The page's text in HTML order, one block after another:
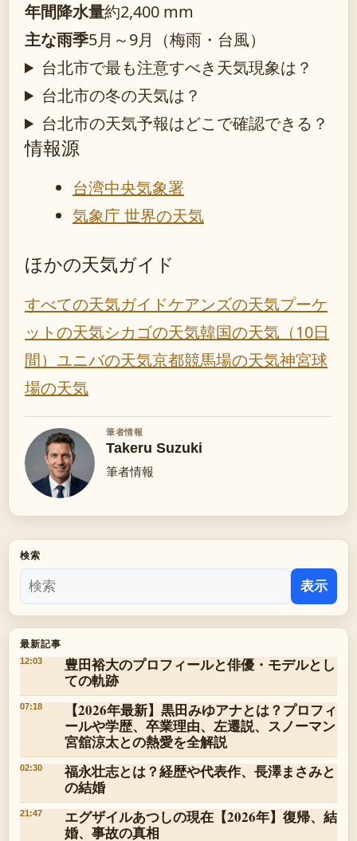
年間降水量約2,400 mm
主な雨季5月～9月（梅雨・台風）
台北市で最も注意すべき天気現象は？
台北市の冬の天気は？
台北市の天気予報はどこで確認できる？
情報源
台湾中央気象署
気象庁 世界の天気
ほかの天気ガイド
すべての天気ガイドケアンズの天気プーケ
ットの天気シカゴの天気韓国の天気（10日
間） ユニバの天気京都競馬場の天気神宮球
場の天気
筆者情報
Takeru Suzuki
筆者情報
検索
表示
最新記事
12:03
豊田裕大のプロフィールと俳優・モデルとし
ての軌跡
07:18
【2026年最新】黒田みゆアナとは？プロフィ
ールや学歴、卒業理由、左遷説、スノーマン
宮舘涼太との熱愛を全解説
02:30
福永壮志とは？経歴や代表作、長澤まさみと
の結婚
21:47
エグザイルあつしの現在【2026年】復帰、結
婚、事故の真相